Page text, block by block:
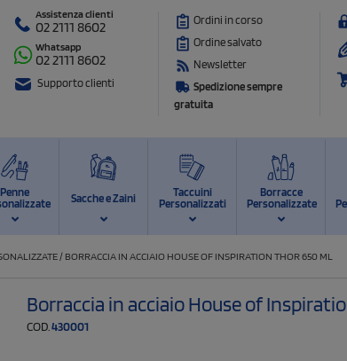
Assistenza clienti
02 2111 8602
Whatsapp
02 2111 8602
Supporto clienti
Ordini in corso
Ordine salvato
Newsletter
Spedizione sempre
gratuita
Penne
Sacche e Zaini
Taccuini
Personalizzati
Borracce
Personalizzate
/ BORRACCIA IN ACCIAIO HOUSE OF INSPIRATION THOR 650 ML
Borraccia in acciaio House of
COD. 430001